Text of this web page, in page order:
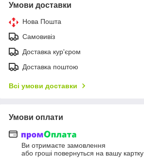
Умови доставки
Нова Пошта
Самовивіз
Доставка кур'єром
Доставка поштою
Всі умови доставки
Умови оплати
Ви отримаєте замовлення
або гроші повернуться на вашу картку